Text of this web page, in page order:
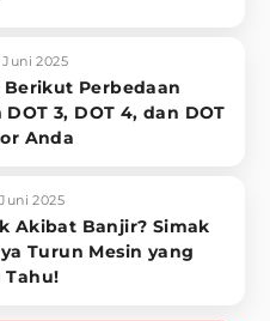
Juni 2025
Berikut Perbedaan
3, DOT 4, dan DOT
Anda
2025
Akibat Banjir? Simak
Turun Mesin yang
Tahu!